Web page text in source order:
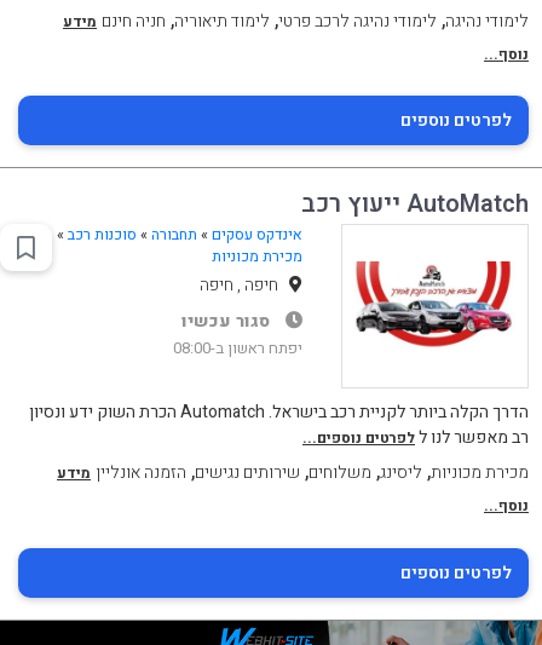
לימודי נהיגה, לימודי נהיגה לרכב פרטי, לימוד תיאוריה, חניה חינם מידע
נוסף...
לפרטים נוספים
AutoMatch ייעוץ רכב
אינדקס עסקים » תחבורה» סוכנות רכב»
מכירת מכוניות
חיפה , חיפה
סגור עכשיו
יפתח ראשון ב-08:00
הדרך הקלה ביותר לקניית רכב בישראל. Automatch הכרת השוק ידע ונסיון
רב מאפשר לנו ללפרטים נוספים...
מכירת מכוניות, ליסינג, משלוחים, שירותים נגישים, הזמנה אונליין מידע
נוסף...
לפרטים נוספים